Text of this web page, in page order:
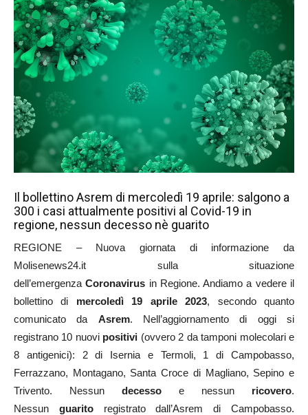
Il bollettino Asrem di mercoledì 19 aprile: salgono a
300 i casi attualmente positivi al Covid-19 in
regione, nessun decesso nè guarito
REGIONE – Nuova giornata di informazione da
Molisenews24.it sulla situazione
dell’emergenzaCoronavirus in Regione. Andiamo a vedere il
bollettino di mercoledì 19 aprile2023, secondo quanto
comunicato da Asrem. Nell’aggiornamento di oggi si
registrano 10 nuovi positivi (ovvero 2 da tamponi molecolari e
8 antigenici): 2 di Isernia e Termoli, 1 di Campobasso,
Ferrazzano, Montagano, Santa Croce di Magliano, Sepino e
Trivento. Nessun decesso e nessun ricovero.
Nessun guarito registrato dall’Asrem di Campobasso.